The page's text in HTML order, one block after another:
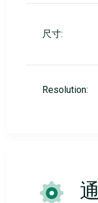
尺寸:
Resolution: